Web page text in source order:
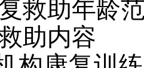
救助年龄
内容